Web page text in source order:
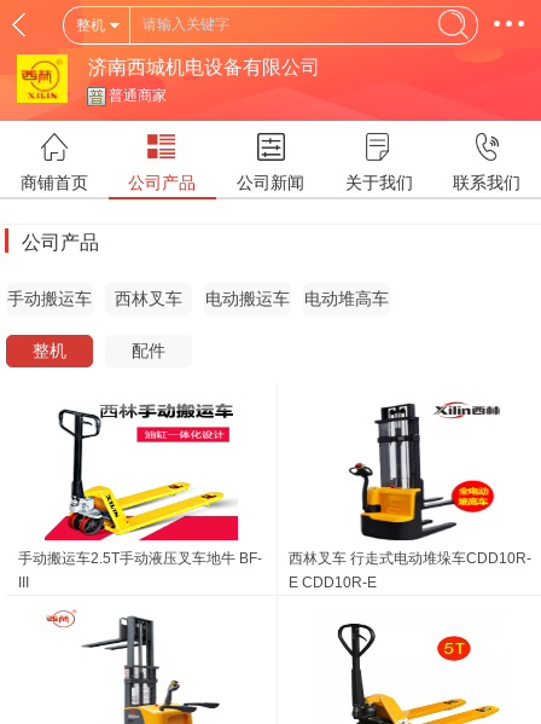
整机
济南西城机电设备有限公司
普通商家
商铺首页 公司产品 公司新闻 关于我们 联系我们
公司产品
手动搬运车 西林叉车 电动搬运车 电动堆高车
整机 配件
手动搬运车2.5T手动液压叉车地牛 BF-
西林叉车 行走式电动堆垛车CDD10R-
E CDD10R-E